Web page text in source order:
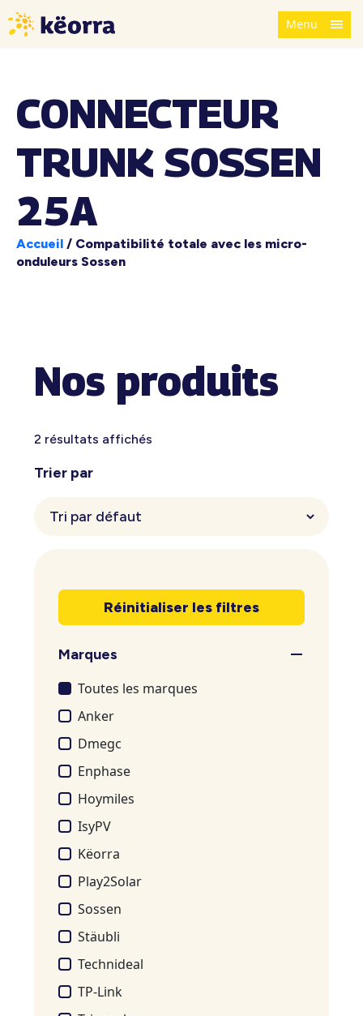
Menu
CONNECTEUR
TRUNK SOSSEN
25A
Accueil / Compatibilité totale avec les micro-
onduleurs Sossen
Nos produits
2 résultats affichés
Trier par
Réinitialiser les filtres
Marques
Toutes les marques
Anker
Dmegc
Enphase
Hoymiles
IsyPV
Këorra
Play2Solar
Sossen
Stäubli
Technideal
TP-Link